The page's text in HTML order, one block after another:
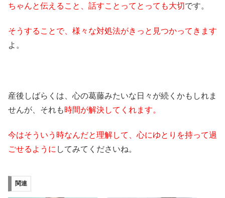
ちゃんと伝えること、話すことってとっても大切です。
そうすることで、様々な対処法がきっと見つかってきます
よ。
産後しばらくは、心の葛藤みたいな日々が続くかもしれま
せんが、それも時間が解決してくれます。
今はそういう時なんだと理解して、心にゆとりを持って過
ごせるように してみてくださいね。
関連